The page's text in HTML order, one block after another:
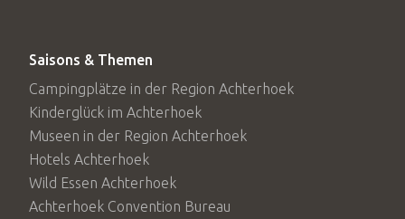
Saisons & Themen
Campingplätze in der Region Achterhoek
Kinderglück im Achterhoek
Museen in der Region Achterhoek
Hotels Achterhoek
Wild Essen Achterhoek
Achterhoek Convention Bureau